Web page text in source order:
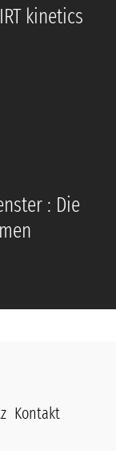
kinetics
: Die
Kontakt